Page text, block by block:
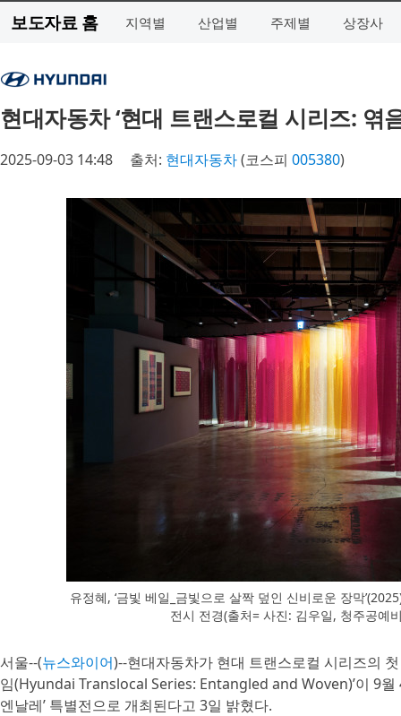
보도자료 홈 지역별 산업별 주제별 상장사
현대자동차 ‘현대 트랜스로컬 시리즈: 엮
2025-09-03 14:48 출처: 현대자동차(코스피 005380)
유정혜, ‘금빛 베일_금빛으로 살짝 덮인 신비로운 장막
전시 전경(출처= 사진: 김우일, 청주공예
서울--(뉴스와이어)--현대자동차가 현대 트랜스로컬 시리즈의
임(Hyundai Translocal Series: Entangled and Woven)’이 9월
엔날레’ 특별전으로 개최된다고 3일 밝혔다.